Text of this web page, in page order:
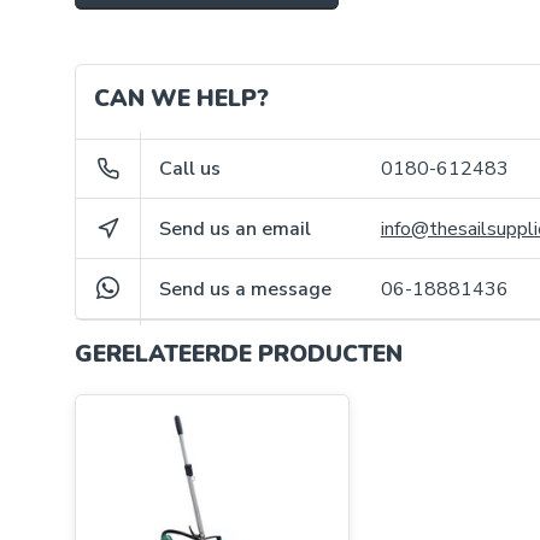
CAN WE HELP?
Call us 0180-612483
Send us an email
Send us a message 06-18881436
GERELATEERDE PRODUCTEN